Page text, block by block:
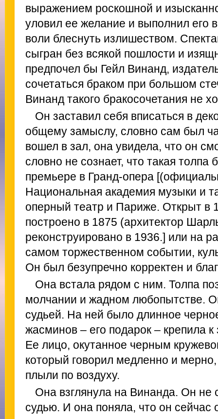
выражением роскошной и
уловил ее желание и выполнил его
воли блеснуть излишеством.
сыгран без всякой пошлости и
предпочел бы Гейл Винанд,
сочетаться браком при большом
Винанд такого бракосочетания не
Он заставил себя вписаться в
общему замыслу, словно сам был
вошел в зал, она увидела, что он
словно не сознает, что такая толпа
премьере в Гранд-опера
Национальная академия музыки и
оперный театр и Париже. Открыт в
построено в 1875 (архитектор
реконструировано в 1936.] или на
самом торжественном событии,
Он был безупречно корректен и
Она встала рядом с ним. Толпа
молчании и жадном любопытстве.
судьей. На ней было длинное
жасминов – его подарок – крепила
Ее лицо, окутанное черным
который говорил медленно и
плыли по воздуху.
Она взглянула на Винанда. Он не
судью. И она поняла, что он сейчас